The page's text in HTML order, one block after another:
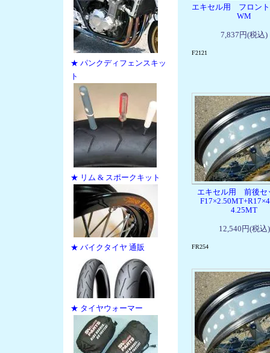
★ パンクディフェンスキッ
ト
★ リム & スポークキット
★ バイクタイヤ 通販
★ タイヤウォーマー
エキセル用 フロント
WM
7,837円(税込)
F2121
エキセル用 前後
4.25MT
12,540円(税込)
FR254